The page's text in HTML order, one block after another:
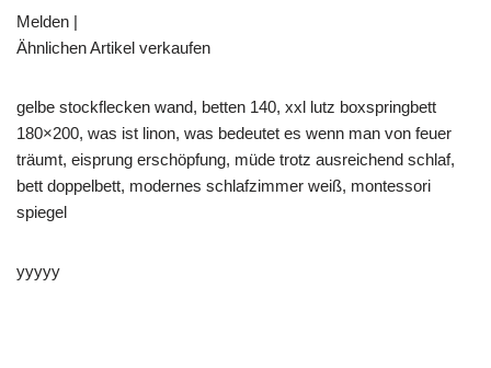
Melden |
Ähnlichen Artikel verkaufen
gelbe stockflecken wand, betten 140, xxl lutz boxspringbett
180×200, was ist linon, was bedeutet es wenn man von feuer
träumt, eisprung erschöpfung, müde trotz ausreichend schlaf,
bett doppelbett, modernes schlafzimmer weiß, montessori
spiegel
yyyyy